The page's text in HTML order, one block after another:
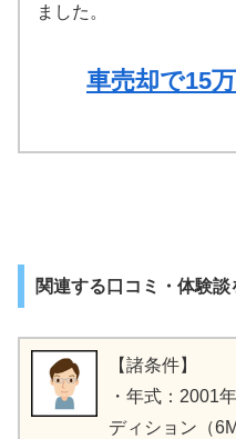
ました。
車売却で15
関連する口コミ・体験談
【諸条件】
・年式：2001
ディション（